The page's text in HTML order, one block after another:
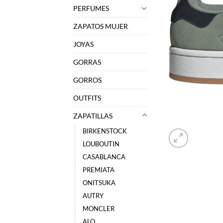
PERFUMES
ZAPATOS MUJER
JOYAS
GORRAS
GORROS
OUTFITS
ZAPATILLAS
BIRKENSTOCK
LOUBOUTIN
CASABLANCA
PREMIATA
ONITSUKA
AUTRY
MONCLER
ALO